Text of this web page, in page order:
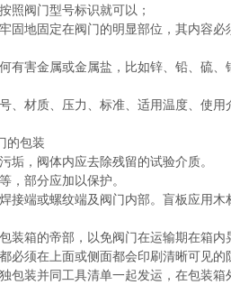
照阀门型号标识就可以；
固地固定在阀门的明显部位，其内容
有害金属或金属盐，比如锌、铅、硫
、材质、压力、标准、适用温度、使
的包装
垢，阀体内应去除残留的试验介质。
，部分应加以保护。
接端或螺纹端及阀门内部。盲板应用
装箱的帝部，以免阀门在运输期在箱内
必须在上面或侧面都会印刷清晰可见的
包装并同工具清单一起发运，在包装箱